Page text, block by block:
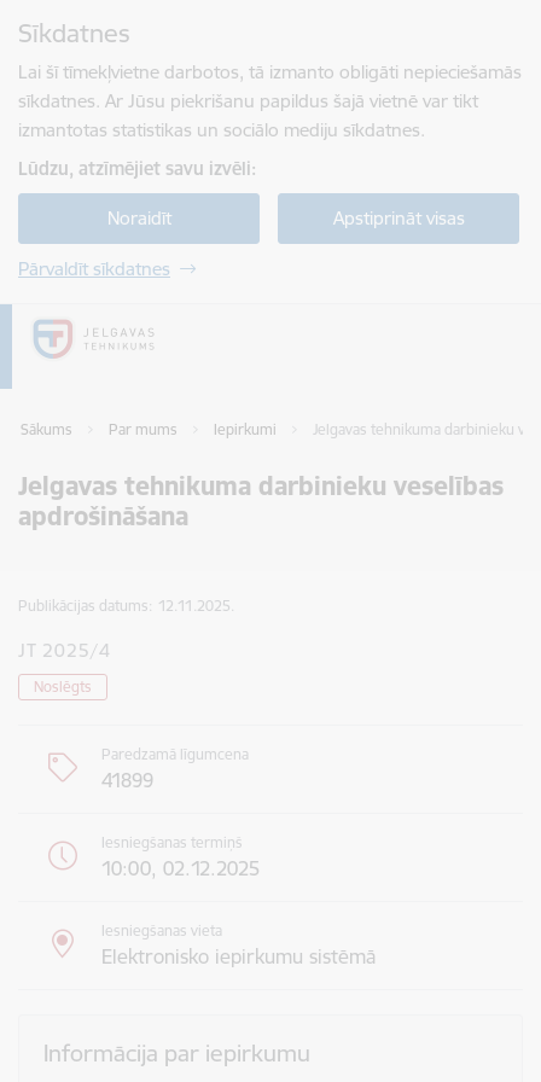
Sīkdatnes
Lai šī tīmekļvietne darbotos, tā izmanto obligāti nepieciešamās
sīkdatnes. Ar Jūsu piekrišanu papildus šajā vietnē var tikt
izmantotas statistikas un sociālo mediju sīkdatnes.
Lūdzu, atzīmējiet savu izvēli:
Noraidīt Apstiprināt visas
Pārvaldīt sīkdatnes
Sākums Par mums Iepirkumi Jelgavas tehnikuma darbinieku
Jelgavas tehnikuma darbinieku veselības
apdrošināšana
Publikācijas datums: 12.11.2025.
JT 2025/4
Noslēgts
Paredzamā līgumcena
41899
Iesniegšanas termiņš
10:00, 02.12.2025
Iesniegšanas vieta
Elektronisko iepirkumu sistēmā
Informācija par iepirkumu